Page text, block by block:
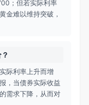
；但若实际利率
金难以维持突破，
际利率上升而增
，当债券实际收益
需求下降，从而对